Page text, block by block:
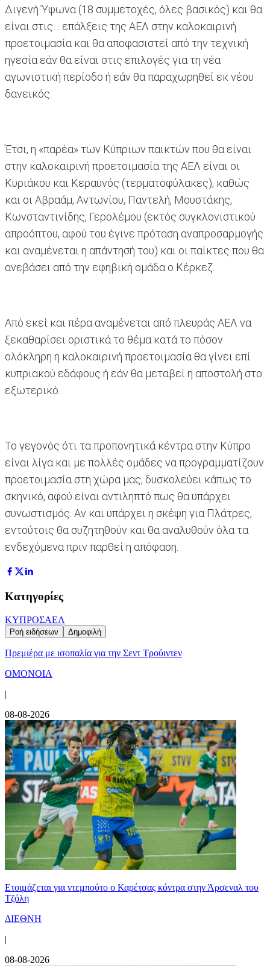
Διγενή Ύψωνα (18 συμμετοχές, όλες βασικός) και θα
είναι στις… επάλξεις της ΑΕΛ στην καλοκαιρινή
προετοιμασία και θα αποφασιστεί από την τεχνική
ηγεσία εάν θα είναι στις επιλογές για τη νέα
αγωνιστική περίοδο ή εάν θα παραχωρηθεί εκ νέου
δανεικός.
Έτσι, η «παρέα» των Κύπριων παικτών που θα είναι
στην καλοκαιρινή προετοιμασία της ΑΕΛ είναι οι
Κυριάκου και Κεραυνός (τερματοφύλακες), καθώς
και οι Αβραάμ, Αντωνίου, Παντελή, Μουστάκης,
Κωνσταντινίδης, Γερολέμου (εκτός συγκλονιστικού
απροόπτου, αφού του έγινε πρόταση αναπροσαρμογής
και αναμένεται η απάντησή του) και οι παίκτες που θα
ανεβάσει από την εφηβική ομάδα ο Κέρκεζ.
Από εκεί και πέρα αναμένεται από πλευράς ΑΕΛ να
ξεκαθαρίσει οριστικά το θέμα κατά το πόσον
ολόκληρη η καλοκαιρινή προετοιμασία θα γίνει επί
κυπριακού εδάφους ή εάν θα μεταβεί η αποστολή στο
εξωτερικό.
Το γεγονός ότι τα προπονητικά κέντρα στην Κύπρο
είναι λίγα και με πολλές ομάδες να προγραμματίζουν
προετοιμασία στη χώρα μας, δυσκολεύει κάπως το
σκηνικό, αφού είναι αντιληπτό πως θα υπάρχει
συνωστισμός. Αν και υπάρχει η σκέψη για Πλάτρες,
εντούτοις θα συζητηθούν και θα αναλυθούν όλα τα
ενδεχόμενα πριν παρθεί η απόφαση.
Κατηγορίες
ΚΥΠΡΟΣΑΕΛ
Ροή ειδήσεων Δημοφιλή
Πρεμιέρα με ισοπαλία για την Σεντ Τρούιντεν
ΟΜΟΝΟΙΑ
|
08-08-2026
Ετοιμάζεται για ντεμπούτο ο Καρέτσας κόντρα στην Άρσεναλ του
Τζόλη
ΔΙΕΘΝΗ
|
08-08-2026